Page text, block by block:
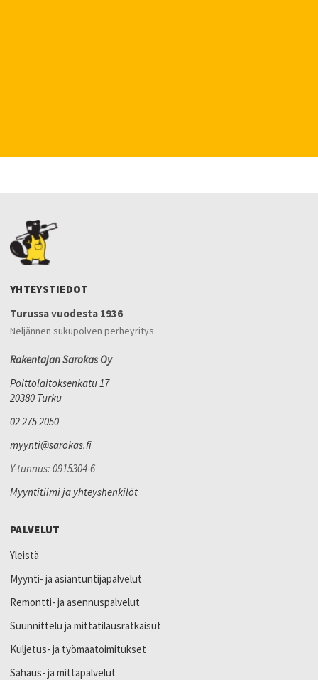
YHTEYSTIEDOT
Turussa vuodesta 1936
Neljännen sukupolven perheyritys
Rakentajan Sarokas Oy
Polttolaitoksenkatu 17
20380 Turku
02 275 2050
myynti@sarokas.fi
Y-tunnus: 0915304-6
Myyntitiimi ja yhteyshenkilöt
PALVELUT
Yleistä
Myynti- ja asiantuntijapalvelut
Remontti- ja asennuspalvelut
Suunnittelu ja mittatilausratkaisut
Kuljetus- ja työmaatoimitukset
Sahaus- ja mittapalvelut